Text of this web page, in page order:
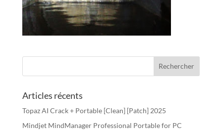
Articles récents
Topaz AI Crack + Portable [Clean] [Patch] 2025
Mindjet MindManager Professional Portable for PC